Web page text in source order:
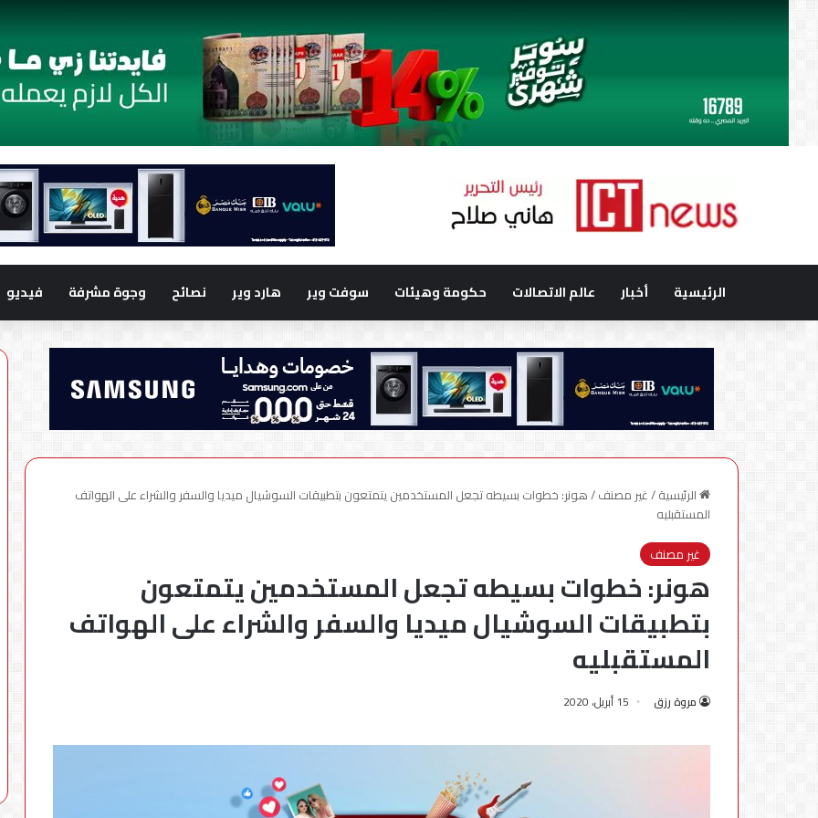
الرئيسية أخبار عالم الاتصالات حكومة وهيئات سوفت وير هارد وير نصائح وجوة مشرفة فيديو
الرئيسية/غير مصنف/هونر: خطوات بسيطه تجعل المستخدمين يتمتعون بتطبيقات السوشيال ميديا والسفر والشراء على الهواتف
المستقبليه
غير مصنف
هونر: خطوات بسيطه تجعل المستخدمين يتمتعون
بتطبيقات السوشيال ميديا والسفر والشراء على الهواتف
المستقبليه
مروة رزق 15 أبريل، 2020